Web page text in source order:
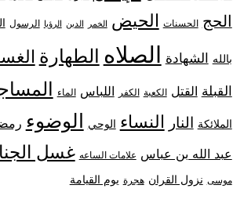
الحج الحسنات الحيض الخمر الدين الرؤيا الرسول
بالله الشهادة الصلاه الطهارة
القبلة القتل الكعبة الكفر اللباس الماء
الملائكة النار النساء الوحي الوضوء
عبد الله بن عباس علامات الساعه غسل
موسى نزول القران هجرة يوم القيامة